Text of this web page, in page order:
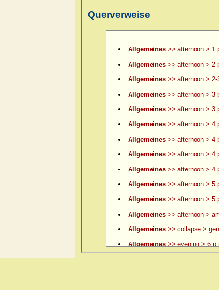
Querverweise
Allgemeines>> afternoon > 1
Allgemeines>> afternoon > 2
Allgemeines>> afternoon > 2-
Allgemeines>> afternoon > 3
Allgemeines>> afternoon > 3
Allgemeines>> afternoon > 4
Allgemeines>> afternoon > 4
Allgemeines>> afternoon > 4
Allgemeines>> afternoon > 4
Allgemeines>> afternoon > 5
Allgemeines>> afternoon > 5
Allgemeines>> afternoon >
Allgemeines>> collapse >
Allgemeines>> evening > 6